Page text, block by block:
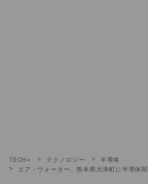
TECH+ テクノロジー
半導体
エア・ウォーター、熊本県大津町に半導体